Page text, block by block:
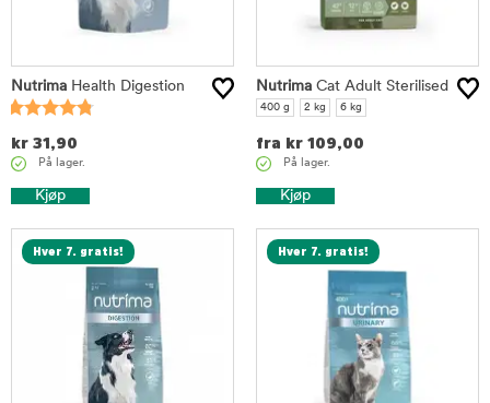
Nutrima Health Digestion
kr 31,90
På lager.
Kjøp
Nutrima Cat Adult Sterilised
400 g 2 kg 6 kg
fra kr 109,00
På lager.
Kjøp
Hver 7. gratis! Hver 7. gratis!